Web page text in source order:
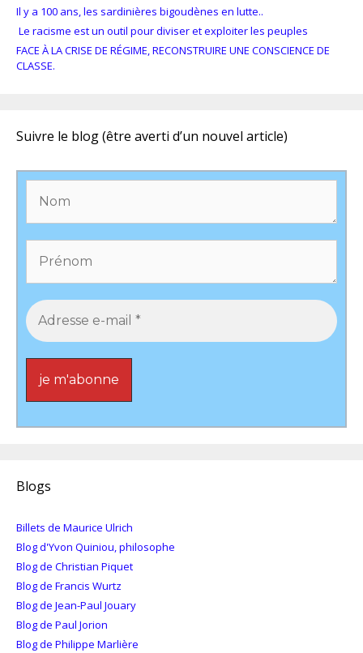
Il y a 100 ans, les sardinières bigoudènes en lutte..
Le racisme est un outil pour diviser et exploiter les peuples
FACE À LA CRISE DE RÉGIME, RECONSTRUIRE UNE CONSCIENCE DE
CLASSE.
Suivre le blog (être averti d’un nouvel article)
Blogs
Billets de Maurice Ulrich
Blog d'Yvon Quiniou, philosophe
Blog de Christian Piquet
Blog de Francis Wurtz
Blog de Jean-Paul Jouary
Blog de Paul Jorion
Blog de Philippe Marlière